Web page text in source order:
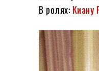
В ролях: Киану